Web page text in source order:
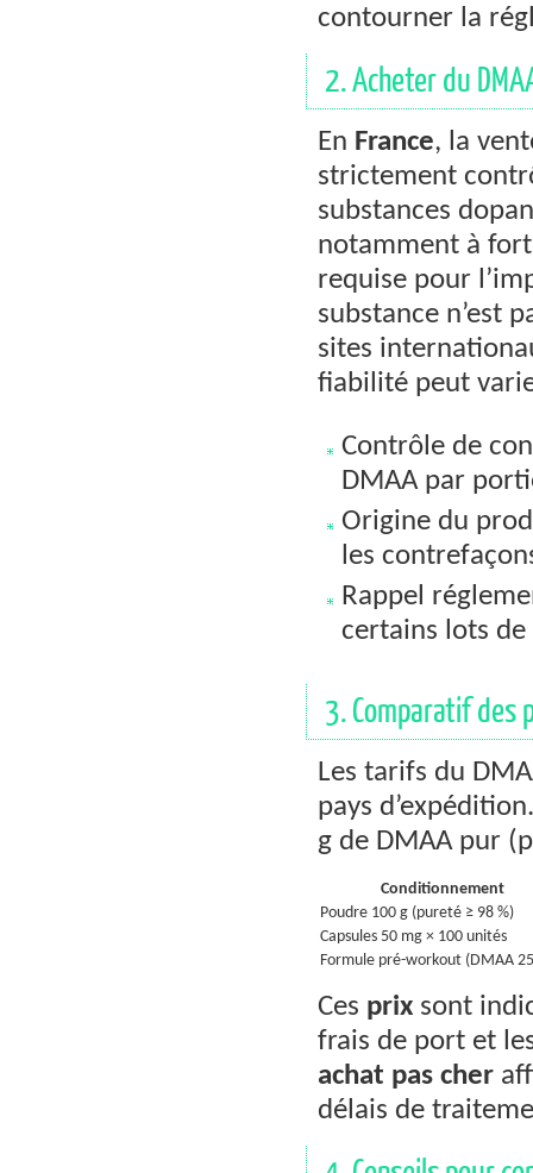
contourner la
2. Acheter du
En France, la
strictement
substances
notamment à
requise pour
substance n’est
sites
fiabilité peut
Contrôle de
DMAA par
Origine du
les
Rappel
certains lots
3. Comparatif des
Les tarifs du
pays
g de DMAA pur
Conditionnement
Poudre 100 g (pureté ≥ 98 %)
Capsules 50 mg × 100 unités
Formule pré-workout (DMAA
Ces prix sont
frais de port et
achat pas cher
délais de